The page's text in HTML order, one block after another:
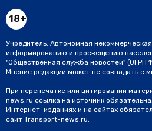
18+
Учредитель: Автономная
информированию и просвещению
"Общественная служба новостей" (ОГРН
Мнение редакции может не совпадать с
При перепечатке или цитировании
news.ru ссылка на источник
Интернет-изданиях и на сайтах
сайт Transport-news.ru.